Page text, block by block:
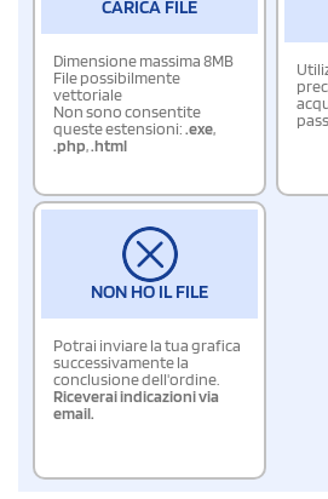
CARICA FILE
Dimensione massima 8MB
File possibilmente
vettoriale
Non sono consentite
queste estensioni:.exe,
.php,.html
NON HO IL FILE
Potrai inviare la tua grafica
successivamente la
conclusione dell'ordine.
Riceverai indicazioni via
email.